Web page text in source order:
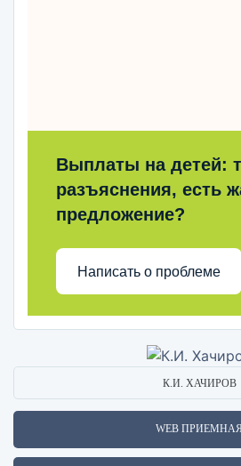
Выплаты на детей:
разъяснения, есть
предложение?
Написать о проблеме
К.И. ХАЧИРОВ
WEB